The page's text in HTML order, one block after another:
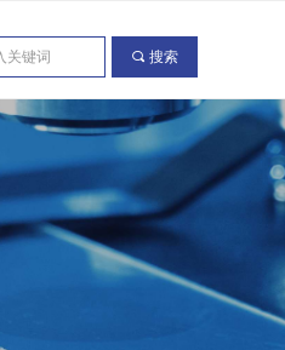
끠 搜索